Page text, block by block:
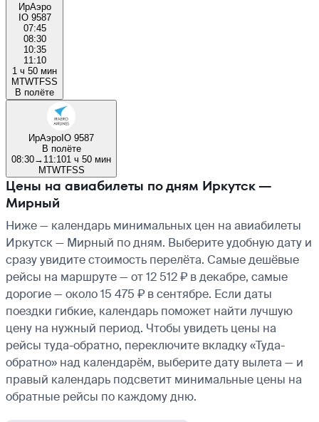
ИрАэро
IO 9587
07:45
08:30
10:35
11:10
1 ч 50 мин
MTWTFSS
В полёте
ИрАэроIO 9587
В полёте
08:30→ 11:101 ч 50 мин
MTWTFSS
Цены на авиабилеты по дням Иркутск —
Мирный
Ниже — календарь минимальных цен на авиабилеты
Иркутск — Мирный по дням. Выберите удобную дату и
сразу увидите стоимость перелёта. Самые дешёвые
рейсы на маршруте — от 12 512 ₽ в декабре, самые
дорогие — около 15 475 ₽ в сентябре. Если даты
поездки гибкие, календарь поможет найти лучшую
цену на нужный период. Чтобы увидеть цены на
рейсы туда-обратно, переключите вкладку «Туда-
обратно» над календарём, выберите дату вылета — и
правый календарь подсветит минимальные цены на
обратные рейсы по каждому дню.